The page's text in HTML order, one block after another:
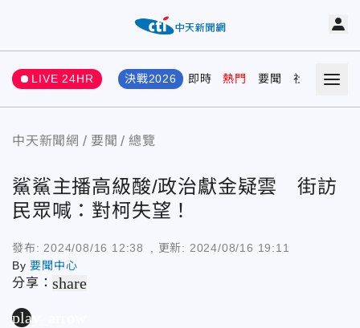
LIVE 24HR 決戰2026 即時 熱門 要聞 社會 娛樂
中天新聞網 要聞 總覽
鯊鯊主播高級酸/政治獻金疑雲 街訪
民眾喊：對柯失望！
發布: 2024/08/16 12:38 , 更新: 2024/08/16 19:11
By要聞中心
分享：share
play_arrow